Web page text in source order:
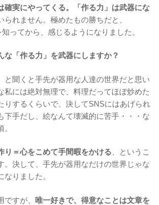
確実にやってくる。「作る力」は武器にな
られません。極めたもの勝ちだと、
ってから、感じるようになりました。
な「作る力」を武器にしますか？
と聞くと手先が器用な人達の世界だと思い
私には絶対無理で、料理だってほぼ炒めた
りするくらいで、決してSNSにはあげられ
下手だし、絵なんて壊滅的に苦手・・・な
り＝心をこめて手間暇をかける 、というこ
。決して、手先が器用なだけの世界じゃな
りました。
すが、 唯一好きで、得意なことは文章を